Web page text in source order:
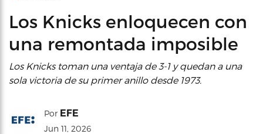
Los Knicks enloquecen con
una remontada imposible
Los Knicks toman una ventaja de 3-1 y quedan a una
sola victoria de su primer anillo desde 1973.
Por EFE
Jun 11, 2026